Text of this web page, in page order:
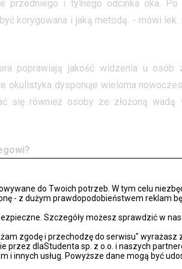
do Twoich potrzeb. W tym celu
- z dużym prawdopodobieństwem reklam
Szczegóły możesz sprawdzić w
zgodę i przechodzę do serwisu"
przez dlaStudenta sp. z o.o. i naszych
i innych usług. Powyższe dane mogą być
przedniego i tylnego odcinka oka. Po
korygowana i jaką metodą. - mówi
poprawiają jakość widzenia u osób
okulistyka dysponuje wieloma
się również osoby ze złożoną wadą
wykonanie zabiegu. Należą do nich
zmiany zwyrodnieniowe na
niedoczynność lub nadczynność
wada wzroku nie jest unormowana
należą również infekcje, a